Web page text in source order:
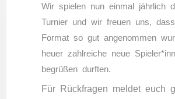
Wir spielen nun einmal jährlich
Turnier und wir freuen uns,
Format so gut angenommen
heuer zahlreiche neue
begrüßen durften.
Für Rückfragen meldet euch